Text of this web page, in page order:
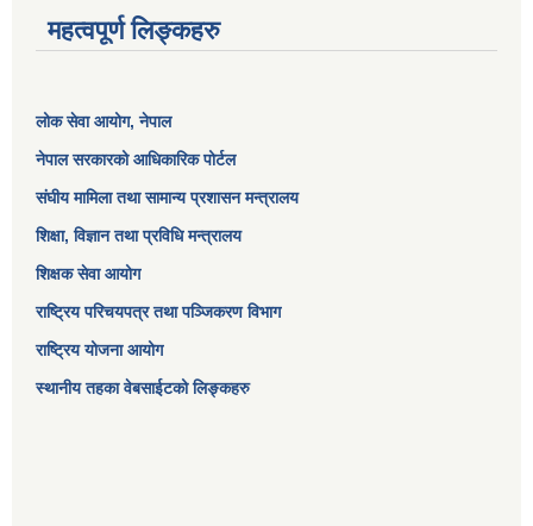
महत्वपूर्ण लिङ्कहरु
लोक सेवा आयोग, नेपाल
नेपाल सरकारको आधिकारिक पोर्टल
संघीय मामिला तथा सामान्य प्रशासन मन्त्रालय
शिक्षा, विज्ञान तथा प्रविधि मन्त्रालय
शिक्षक सेवा आयोग
राष्ट्रिय परिचयपत्र तथा पञ्जिकरण विभाग
राष्ट्रिय योजना आयोग
स्थानीय तहका वेबसाईटको लिङ्कहरु